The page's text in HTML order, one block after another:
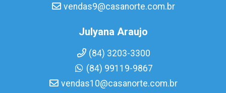
vendas9@casanorte.com.br
Julyana Araujo
(84) 3203-3300
(84) 99119-9867
vendas10@casanorte.com.br